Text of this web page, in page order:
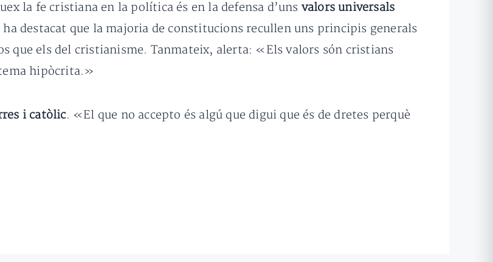
la fe cristiana en la política és en la defensa d’uns valors universals
destacat que la majoria de constitucions recullen uns principis generals
que els del cristianisme. Tanmateix, alerta: «Els valors són cristians
hipòcrita.»
i catòlic. «El que no accepto és algú que digui que és de dretes perquè